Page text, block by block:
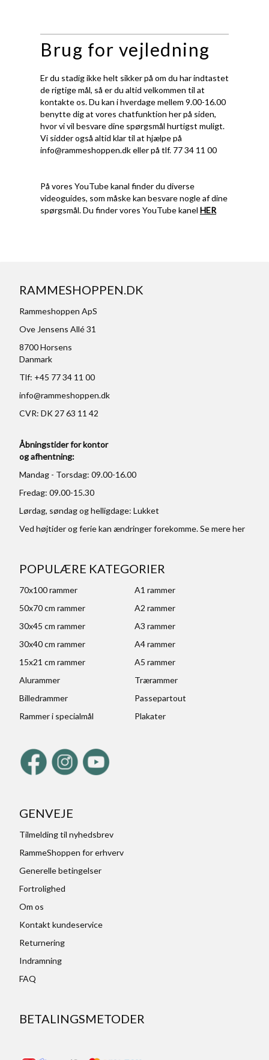
Brug for vejledning
Er du stadig ikke helt sikker på om du har indtastet
de rigtige mål, så er du altid velkommen til at
kontakte os. Du kan i hverdage mellem 9.00-16.00
benytte dig at vores chatfunktion her på siden,
hvor vi vil besvare dine spørgsmål hurtigst muligt.
Vi sidder også altid klar til at hjælpe på
info@rammeshoppen.dkeller på tlf. 77 34 11 00
På vores YouTube kanal finder du diverse
videoguides, som måske kan besvare nogle af dine
spørgsmål. Du finder vores YouTube kanel HER
RAMMESHOPPEN.DK
Rammeshoppen ApS
Ove Jensens Allé 31
8700 Horsens
Danmark
Tlf: +45 77 34 11 00
info@rammeshoppen.dk
CVR: DK 27 63 11 42
Åbningstider for kontor
og afhentning:
Mandag - Torsdag: 09.00-16.00
Fredag: 09.00-15.30
Lørdag, søndag og helligdage: Lukket
Ved højtider og ferie kan ændringer forekomme. Se mereher
POPULÆRE KATEGORIER
70x100 rammer
A1 rammer
50x70 cm rammer
A2 rammer
30x45 cm rammer
A3 rammer
30x40 cm rammer
A4 rammer
15x21 cm rammer
A5 rammer
Alurammer
Trærammer
Billedrammer
Passepartout
Rammer i specialmål
Plakater
GENVEJE
Tilmelding til nyhedsbrev
RammeShoppen for erhverv
Generelle betingelser
Fortrolighed
Om os
Kontakt kundeservice
Returnering
Indramning
FAQ
BETALINGSMETODER